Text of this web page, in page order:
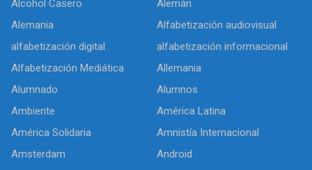
Alcohol Casero
Alemán
Alemania
Alfabetización audiovisual
alfabetización digital
alfabetización informacional
Alfabetización Mediática
Allemania
Alumnado
Alumnos
Ambiente
América Latina
América Solidaria
Amnistía Internacional
Amsterdam
Android